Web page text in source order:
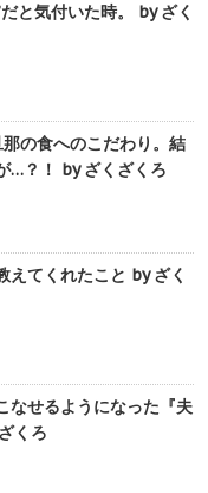
と気付いた時。 by ざく
の食へのこだわり。結
…？！ by ざくざくろ
えてくれたこと by ざく
なせるようになった『夫
くろ